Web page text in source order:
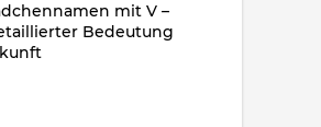
mit V –
Bedeutung